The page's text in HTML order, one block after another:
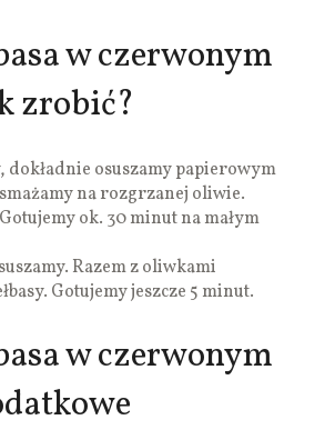
w czerwonym
zrobić?
dokładnie osuszamy papierowym
na rozgrzanej oliwie.
ok. 30 minut na małym
Razem z oliwkami
Gotujemy jeszcze 5 minut.
w czerwonym